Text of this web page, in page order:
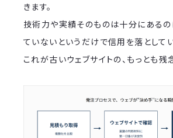
きます。
技術力や実績そのものは十分にあるの
ていないというだけで信用を落としてい
これが古いウェブサイトの、もっとも残